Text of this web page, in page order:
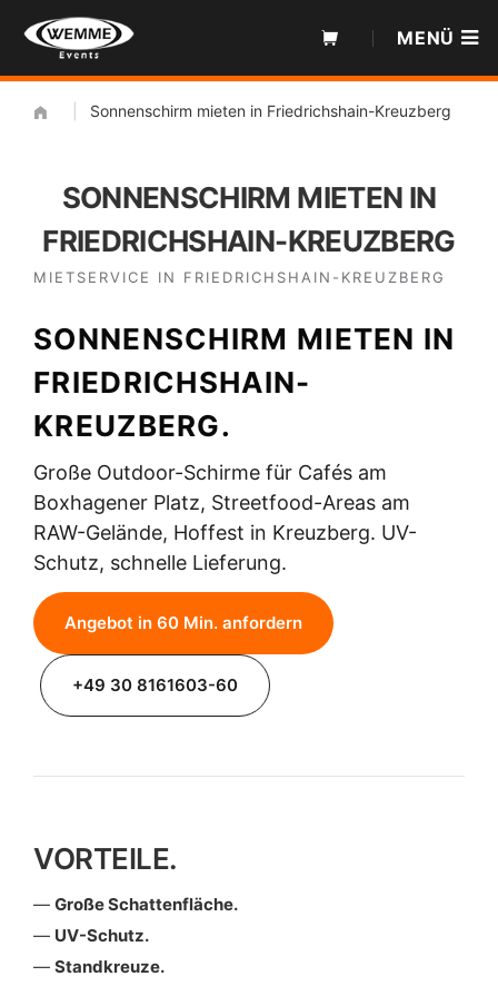
Inhalt
MENÜ
Sonnenschirm mieten in Friedrichshain-Kreuzberg
SONNENSCHIRM MIETEN IN
FRIEDRICHSHAIN-KREUZBERG
MIETSERVICE IN FRIEDRICHSHAIN-KREUZBERG
SONNENSCHIRM MIETEN IN
FRIEDRICHSHAIN-
KREUZBERG.
Große Outdoor-Schirme für Cafés am
Boxhagener Platz, Streetfood-Areas am
RAW-Gelände, Hoffest in Kreuzberg. UV-
Schutz, schnelle Lieferung.
Angebot in 60 Min. anfordern
+49 30 8161603-60
VORTEILE.
Große Schattenfläche.
UV-Schutz.
Standkreuze.